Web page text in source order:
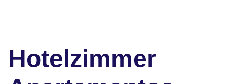
Hotelzimmer